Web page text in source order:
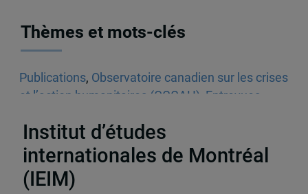
Thèmes et mots-clés
Publications, Observatoire canadien sur les crises
et l’action humanitaires (OCCAH) Entrevues
Institut d’études
internationales de Montréal
(IEIM)